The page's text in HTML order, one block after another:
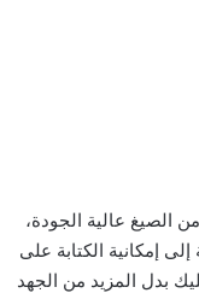
الصيغ عالية الجودة،
إمكانية الكتابة على
بدل المزيد من الجهد